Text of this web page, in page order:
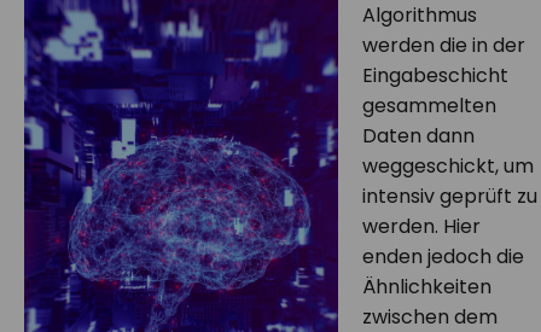
Algorithmus
werden die in der
Eingabeschicht
gesammelten
Daten dann
weggeschickt, um
intensiv geprüft zu
werden. Hier
enden jedoch die
Ähnlichkeiten
zwischen dem